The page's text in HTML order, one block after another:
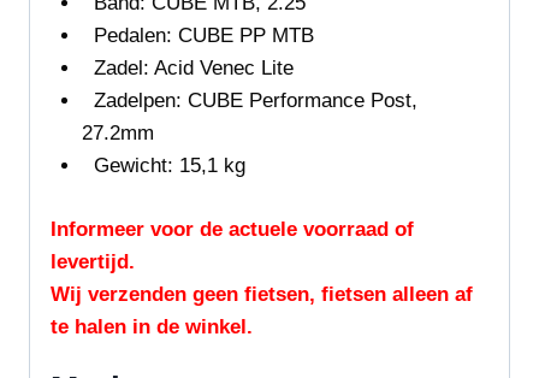
Pedalen: CUBE PP MTB
Zadel: AcidVenec Lite
Zadelpen: CUBE Performance Post,
27.2mm
Gewicht: 15,1 kg
Informeer voor de actuele voorraad of
levertijd.
Wij verzenden geen fietsen, fietsen alleen af
te halen in de winkel.